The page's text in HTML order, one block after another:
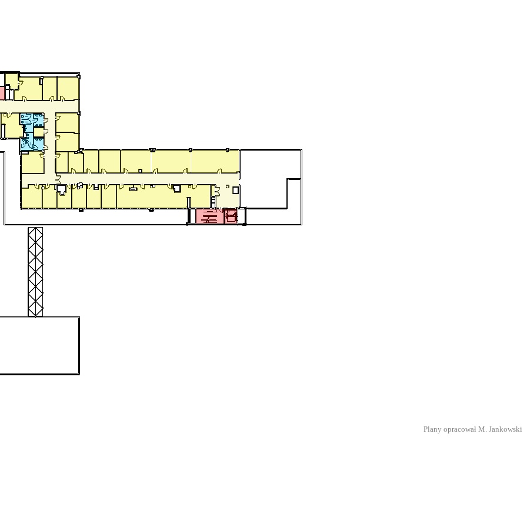
Plany opracował M. Jankowski